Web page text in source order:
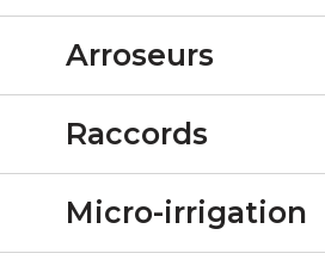
Arroseurs
Raccords
Micro-irrigation